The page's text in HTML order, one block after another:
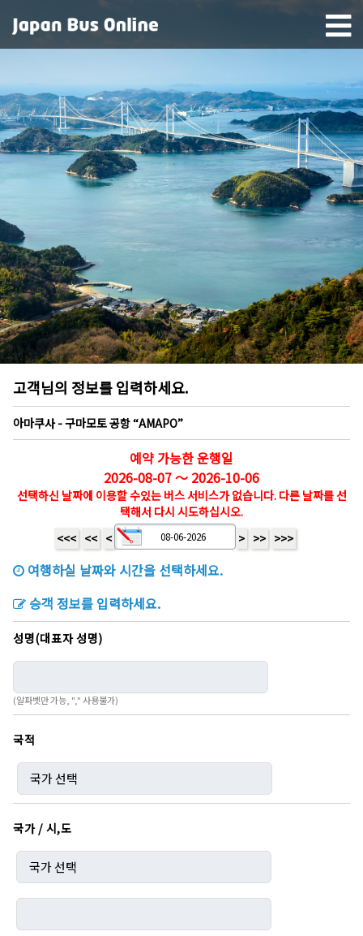
고객님의 정보를 입력하세요.
아마쿠사 - 구마모토 공항 “AMAPO”
예약 가능한 운행일
2026-08-07 ～ 2026-10-06
선택하신 날짜에 이용할 수있는 버스 서비스가 없습니다. 다른 날짜를 선
택해서 다시 시도하십시오.
<<< << < > >> >>>
여행하실 날짜와 시간을 선택하세요.
승객 정보를 입력하세요.
성명(대표자 성명)
(알파벳만 가능, "," 사용불가)
국적
국가 / 시,도